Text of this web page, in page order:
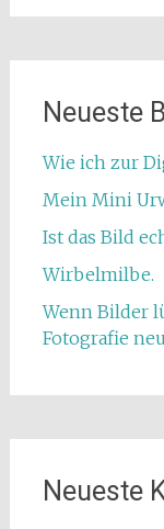
Neueste
Wie ich zur
Mein Mini
Ist das Bild
Wirbelmilbe.
Wenn Bilder
Fotografie
Neueste